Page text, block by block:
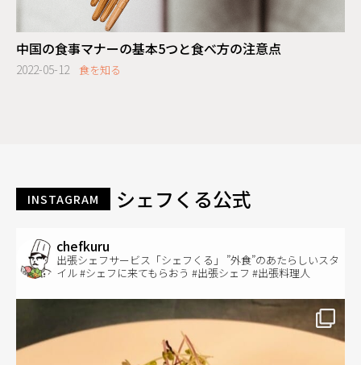
中国の食事マナーの基本5つと食べ方の注意点
2022-05-12 食を知る
INSTAGRAM シェフくる公式
chefkuru
出張シェフサービス「シェフくる」 ”外食”のあたらしいスタ
イル #シェフに来てもらおう #出張シェフ #出張料理人